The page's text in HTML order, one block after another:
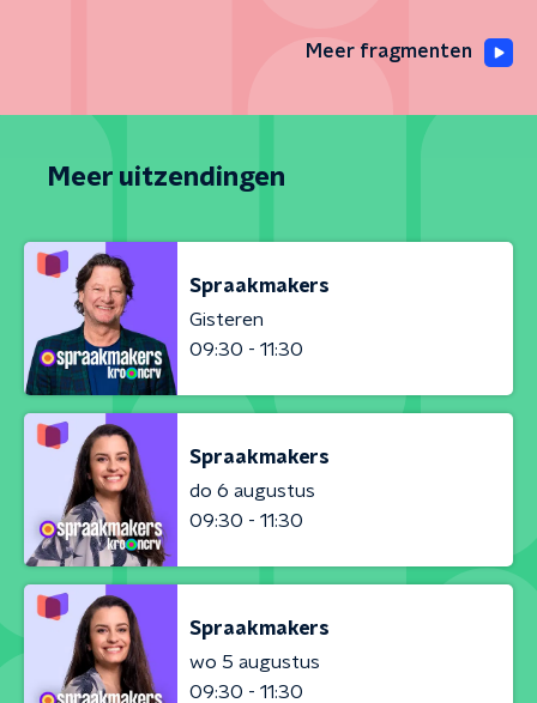
Meer fragmenten
Meer uitzendingen
Spraakmakers
Gisteren
09:30 - 11:30
Spraakmakers
do 6 augustus
09:30 - 11:30
Spraakmakers
wo 5 augustus
09:30 - 11:30